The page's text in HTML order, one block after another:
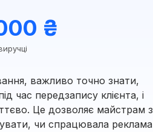
₴
важливо точно знати,
час передзапису клієнта, і
Це дозволяє майстрам з
чи спрацювала реклама